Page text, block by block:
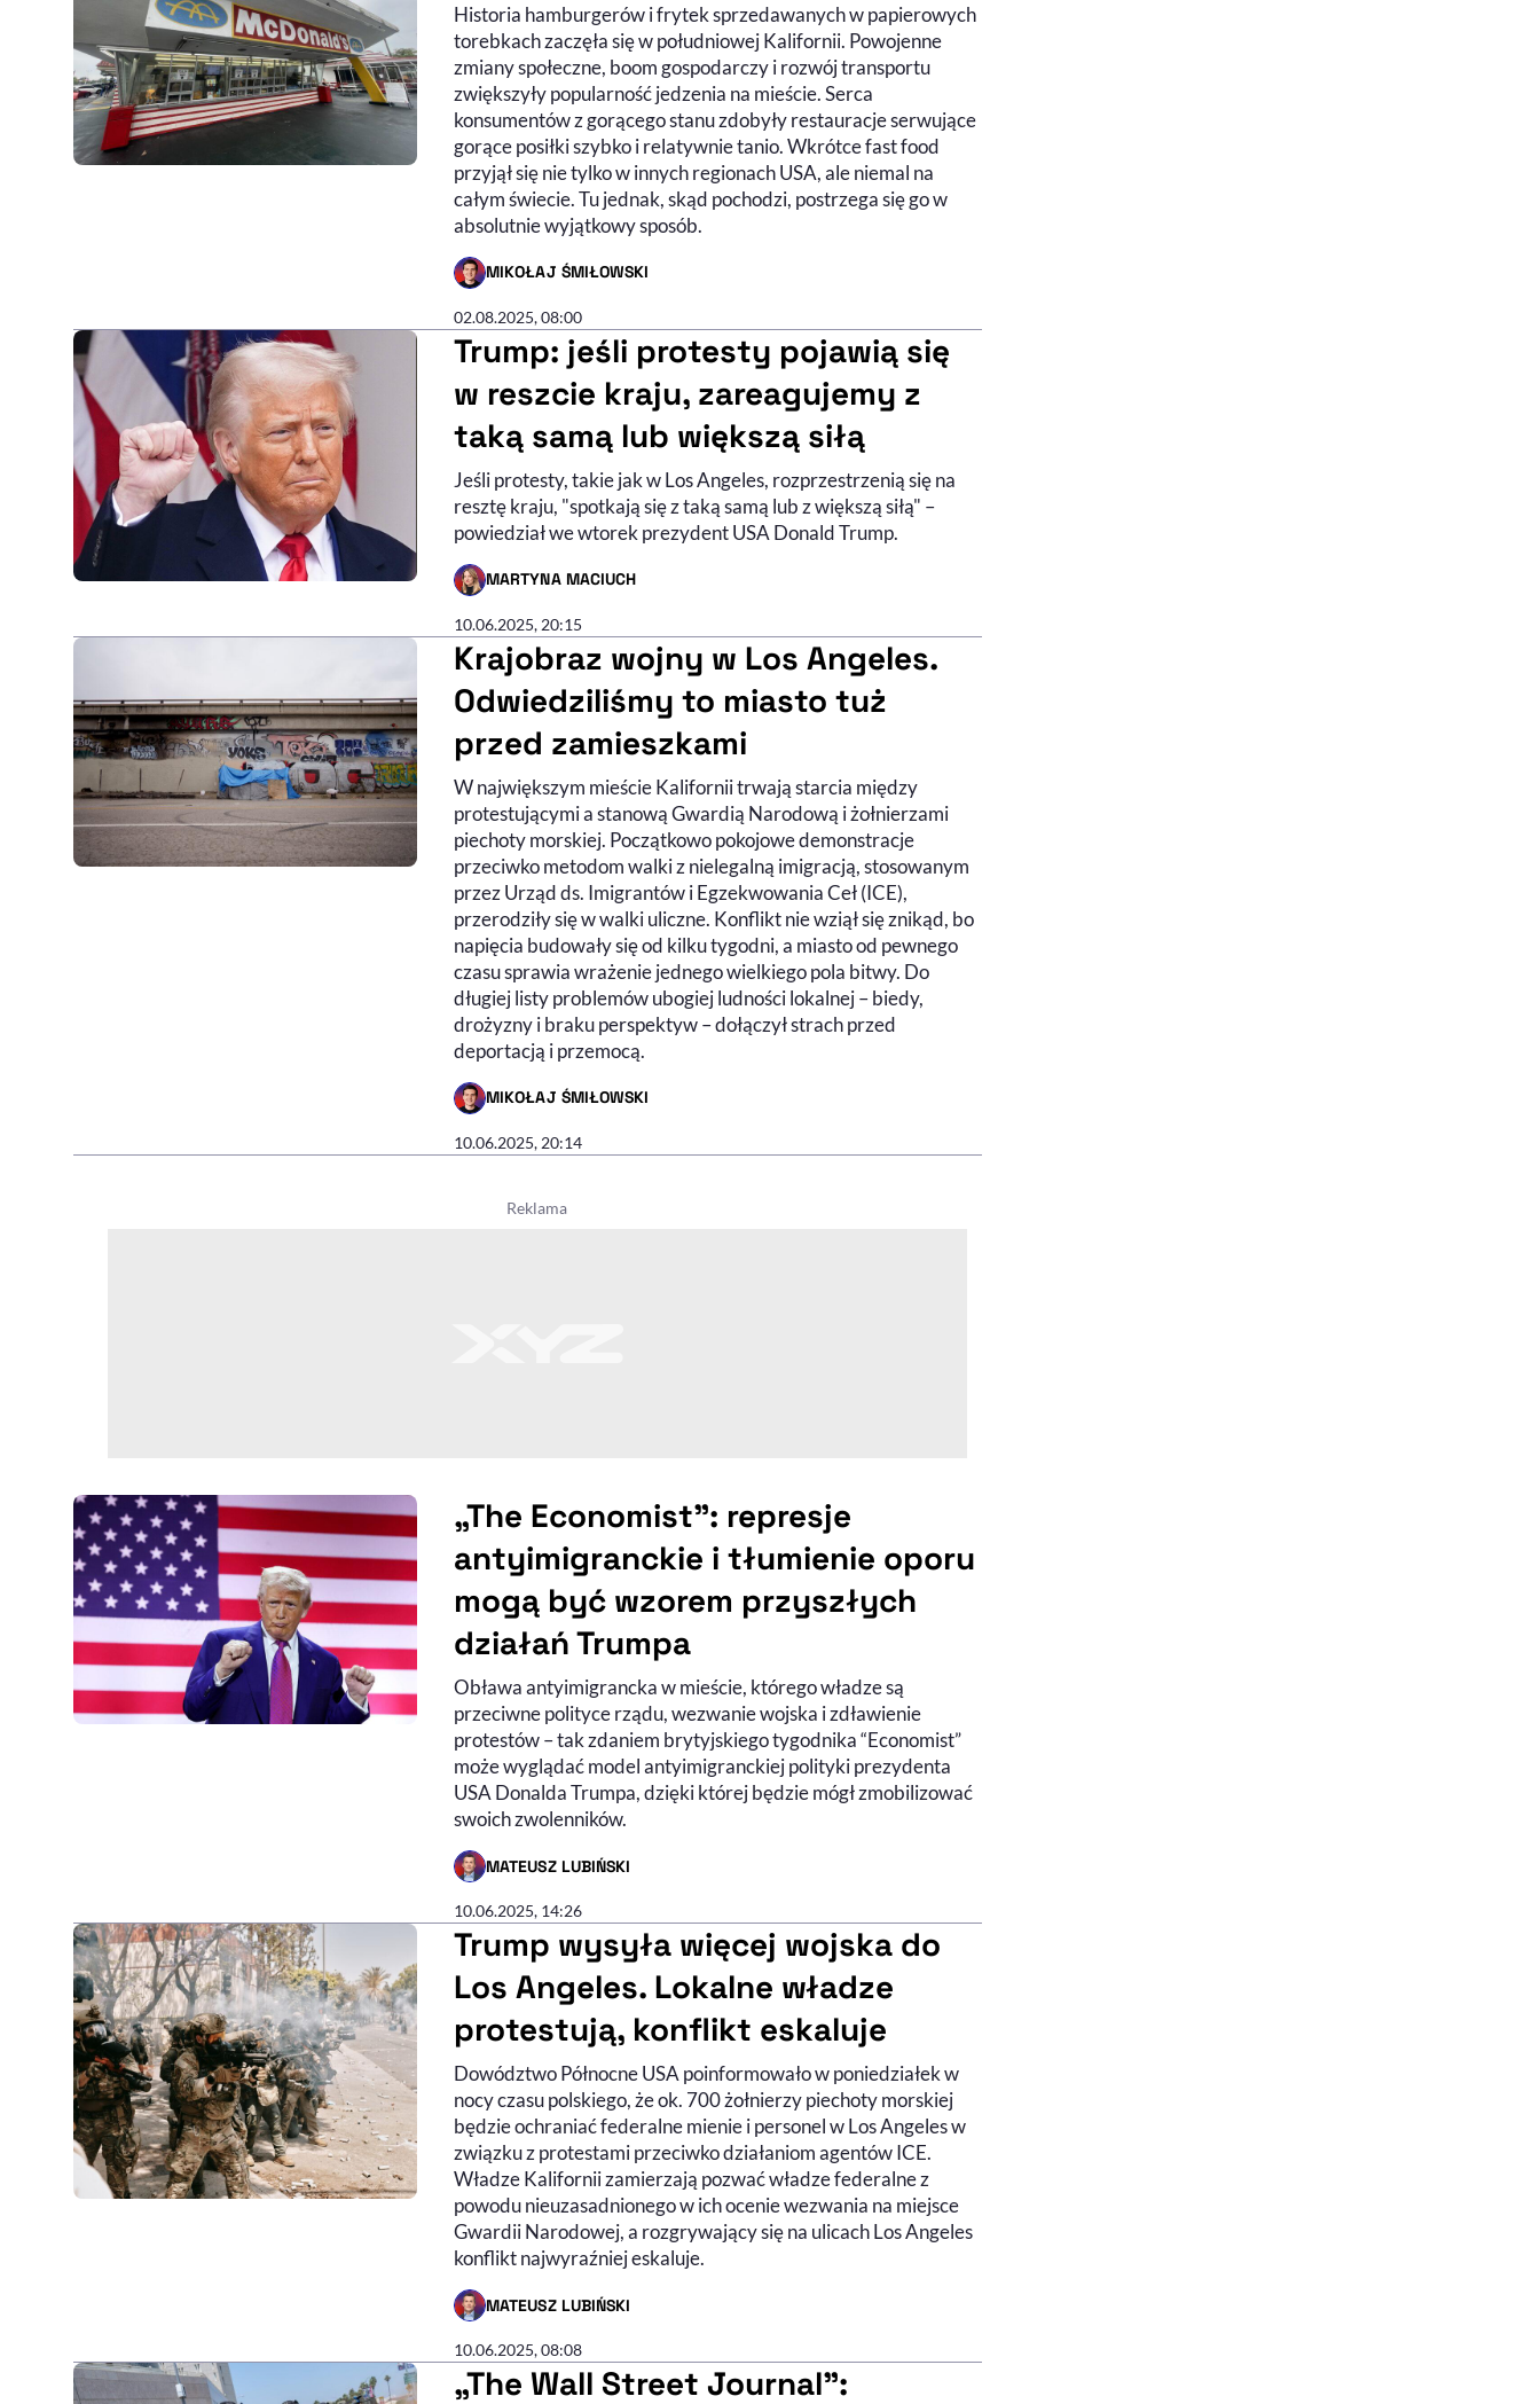
Historia hamburgerów i frytek sprzedawanych w papierowych
torebkach zaczęła się w południowej Kalifornii. Powojenne
zmiany społeczne, boom gospodarczy i rozwój transportu
zwiększyły popularność jedzenia na mieście. Serca
konsumentów z gorącego stanu zdobyły restauracje serwujące
gorące posiłki szybko i relatywnie tanio. Wkrótce fast food
przyjął się nie tylko w innych regionach USA, ale niemal na
całym świecie. Tu jednak, skąd pochodzi, postrzega się go w
absolutnie wyjątkowy sposób.
MIKOŁAJ ŚMIŁOWSKI
- AUTOR ARTYKUŁU - PROFIL
02.08.2025, 08:00
Trump: jeśli protesty pojawią się
w reszcie kraju, zareagujemy z
taką samą lub większą siłą
Jeśli protesty, takie jak w Los Angeles, rozprzestrzenią się na
resztę kraju, "spotkają się z taką samą lub z większą siłą" –
powiedział we wtorek prezydent USA Donald Trump.
MARTYNA MACIUCH
- AUTOR ARTYKUŁU - PROFIL
10.06.2025, 20:15
Krajobraz wojny w Los Angeles.
Odwiedziliśmy to miasto tuż
przed zamieszkami
W największym mieście Kalifornii trwają starcia między
protestującymi a stanową Gwardią Narodową i żołnierzami
piechoty morskiej. Początkowo pokojowe demonstracje
przeciwko metodom walki z nielegalną imigracją, stosowanym
przez Urząd ds. Imigrantów i Egzekwowania Ceł (ICE),
przerodziły się w walki uliczne. Konflikt nie wziął się znikąd, bo
napięcia budowały się od kilku tygodni, a miasto od pewnego
czasu sprawia wrażenie jednego wielkiego pola bitwy. Do
długiej listy problemów ubogiej ludności lokalnej – biedy,
drożyzny i braku perspektyw – dołączył strach przed
deportacją i przemocą.
MIKOŁAJ ŚMIŁOWSKI
- AUTOR ARTYKUŁU - PROFIL
10.06.2025, 20:14
„The Economist": represje
antyimigranckie i tłumienie oporu
mogą być wzorem przyszłych
działań Trumpa
Obława antyimigrancka w mieście, którego władze są
przeciwne polityce rządu, wezwanie wojska i zdławienie
protestów – tak zdaniem brytyjskiego tygodnika “Economist”
może wyglądać model antyimigranckiej polityki prezydenta
USA Donalda Trumpa, dzięki której będzie mógł zmobilizować
swoich zwolenników.
MATEUSZ LUBIŃSKI
- AUTOR ARTYKUŁU - PROFIL
10.06.2025, 14:26
Trump wysyła więcej wojska do
Los Angeles. Lokalne władze
protestują, konflikt eskaluje
Dowództwo Północne USA poinformowało w poniedziałek w
nocy czasu polskiego, że ok. 700 żołnierzy piechoty morskiej
będzie ochraniać federalne mienie i personel w Los Angeles w
związku z protestami przeciwko działaniom agentów ICE.
Władze Kalifornii zamierzają pozwać władze federalne z
powodu nieuzasadnionego w ich ocenie wezwania na miejsce
Gwardii Narodowej, a rozgrywający się na ulicach Los Angeles
konflikt najwyraźniej eskaluje.
MATEUSZ LUBIŃSKI
- AUTOR ARTYKUŁU - PROFIL
10.06.2025, 08:08
„The Wall Street Journal":